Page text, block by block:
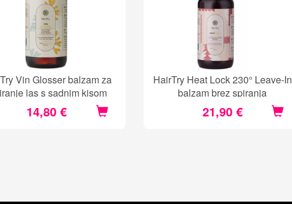
Vin Glosser balzam za
las s sadnim kisom
14,80 €
HairTry Heat Lock 230° Leave-In
balzam brez spiranja
21,90 €